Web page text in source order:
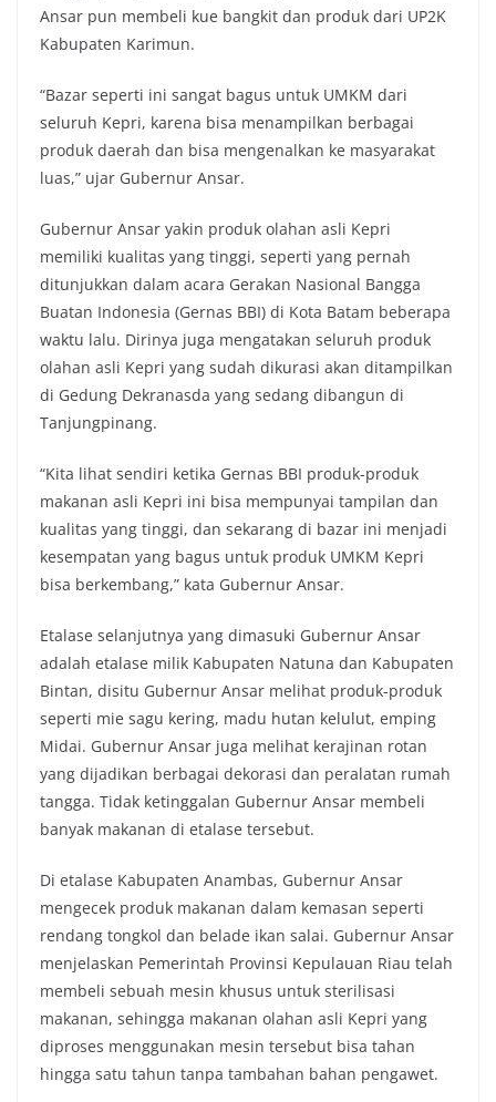
Ansar pun membeli kue bangkit dan produk dari UP2K
Kabupaten Karimun.
“Bazar seperti ini sangat bagus untuk UMKM dari
seluruh Kepri, karena bisa menampilkan berbagai
produk daerah dan bisa mengenalkan ke masyarakat
luas,” ujar Gubernur Ansar.
Gubernur Ansar yakin produk olahan asli Kepri
memiliki kualitas yang tinggi, seperti yang pernah
ditunjukkan dalam acara Gerakan Nasional Bangga
Buatan Indonesia (Gernas BBI) di Kota Batam beberapa
waktu lalu. Dirinya juga mengatakan seluruh produk
olahan asli Kepri yang sudah dikurasi akan ditampilkan
di Gedung Dekranasda yang sedang dibangun di
Tanjungpinang.
“Kita lihat sendiri ketika Gernas BBI produk-produk
makanan asli Kepri ini bisa mempunyai tampilan dan
kualitas yang tinggi, dan sekarang di bazar ini menjadi
kesempatan yang bagus untuk produk UMKM Kepri
bisa berkembang,” kata Gubernur Ansar.
Etalase selanjutnya yang dimasuki Gubernur Ansar
adalah etalase milik Kabupaten Natuna dan Kabupaten
Bintan, disitu Gubernur Ansar melihat produk-produk
seperti mie sagu kering, madu hutan kelulut, emping
Midai. Gubernur Ansar juga melihat kerajinan rotan
yang dijadikan berbagai dekorasi dan peralatan rumah
tangga. Tidak ketinggalan Gubernur Ansar membeli
banyak makanan di etalase tersebut.
Di etalase Kabupaten Anambas, Gubernur Ansar
mengecek produk makanan dalam kemasan seperti
rendang tongkol dan belade ikan salai. Gubernur Ansar
menjelaskan Pemerintah Provinsi Kepulauan Riau telah
membeli sebuah mesin khusus untuk sterilisasi
makanan, sehingga makanan olahan asli Kepri yang
diproses menggunakan mesin tersebut bisa tahan
hingga satu tahun tanpa tambahan bahan pengawet.